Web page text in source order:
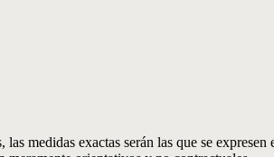
medidas exactas serán las que se